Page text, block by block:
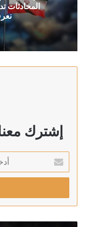
المحادثات
إشترك
بريدك
الإلكتروني